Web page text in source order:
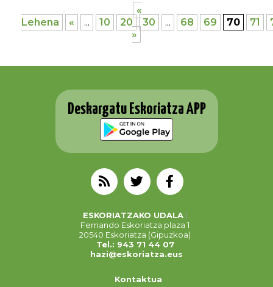
«
Lehena
« ... 10 20 30 ... 68 69 70 71
»
Deskargatu Eskoriatza APP
ESKORIATZAKO UDALA
Fernando Eskoriatza plaza 1
20540 Eskoriatza (Gipuzkoa)
Tel.: 943 71 44 07
hazi@eskoriatza.eus
Kontaktua